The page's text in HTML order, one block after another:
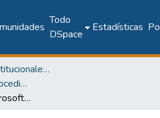
Todo
DSpace
Estadísticas
Documentos Institucionales y Memoria Universitaria
UTP - Manuales y procedimientos
Crear equipos en Microsoft Teams y enlazarlos en un curso con la Plataforma Moodle (versión 3.x)